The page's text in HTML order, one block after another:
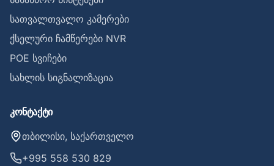
სათვალთვალო კამერები
ქსელური ჩამწერები NVR
POE სვიჩები
სახლის სიგნალიზაცია
კონტაქტი
თბილისი, საქართველო
+995 558 530 829